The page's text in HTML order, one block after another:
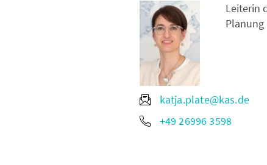
Leiterin
Planung
katja.plate@kas.de
+49 26996 3598